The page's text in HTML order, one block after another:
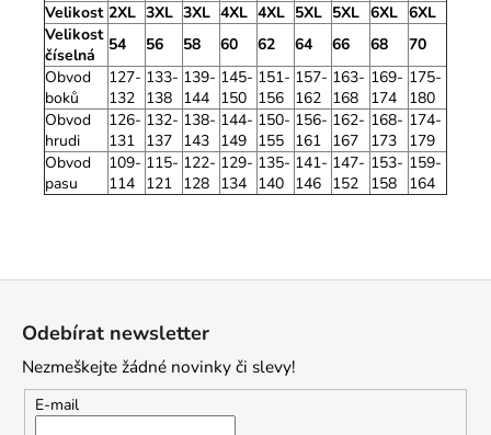
Velikost 2XL 3XL 3XL 4XL 4XL 5XL 5XL 6XL 6XL
Velikost
číselná
54 56 58 60 62 64 66 68
70
Obvod
boků
127-
132
133-
138
139-
144
145-
150
151-
156
157-
162
163-
168
169-
174
175-
180
Obvod
hrudi
126-
131
132-
137
138-
143
144-
149
150-
155
156-
161
162-
167
168-
173
174-
179
Obvod
pasu
109-
114
115-
121
122-
128
129-
134
135-
140
141-
146
147-
152
153-
158
159-
164
Odebírat newsletter
Nezmeškejte žádné novinky či slevy!
E-mail